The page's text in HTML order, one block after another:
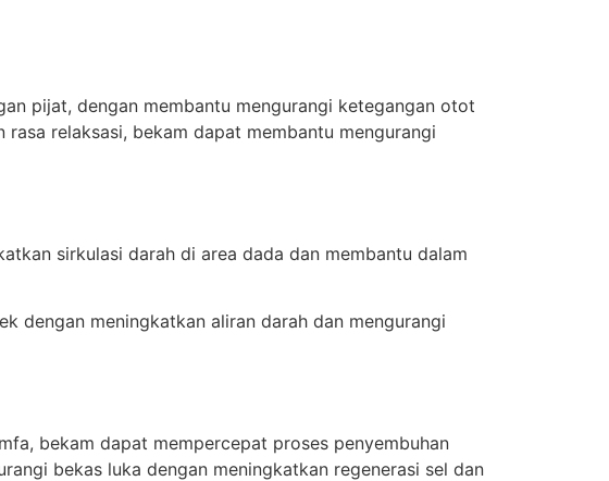
pijat, dengan membantu mengurangi ketegangan otot
relaksasi, bekam dapat membantu mengurangi
sirkulasi darah di area dada dan membantu dalam
dengan meningkatkan aliran darah dan mengurangi
bekam dapat mempercepat proses penyembuhan
bekas luka dengan meningkatkan regenerasi sel dan